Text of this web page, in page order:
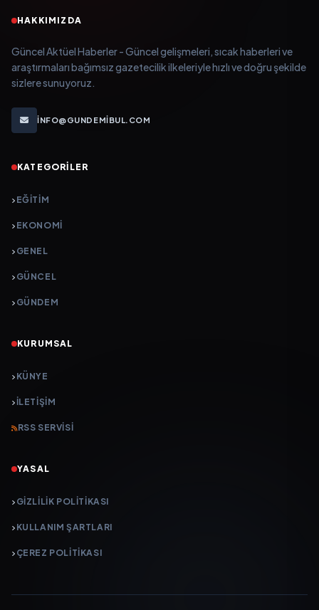
HAKKIMIZDA
Güncel Aktüel Haberler - Güncel gelişmeleri, sıcak haberleri ve
araştırmaları bağımsız gazetecilik ilkeleriyle hızlı ve doğru şekilde
sizlere sunuyoruz.
INFO@GUNDEMIBUL.COM
KATEGORILER
EĞITIM
EKONOMI
GENEL
GÜNCEL
GÜNDEM
KURUMSAL
KÜNYE
İLETIŞIM
RSS SERVISI
YASAL
GIZLILIK POLITIKASI
KULLANIM ŞARTLARI
ÇEREZ POLITIKASI